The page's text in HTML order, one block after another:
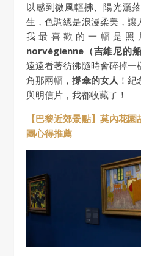
以感到微風輕拂、陽光灑
生，色調總是浪漫柔美，讓
我最喜歡的一幅是照
norvégienne（吉維尼的
遠遠看著彷彿隨時會碎掉
角那兩幅，撐傘的女人 ！
與明信片，我都收藏了！
【巴黎近郊景點】莫內花
團心得推薦